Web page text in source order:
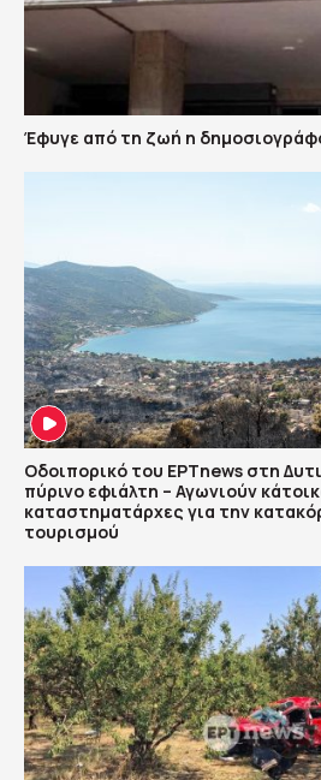
Έφυγε από τη ζωή η
Οδοιπορικό του ΕΡΤnews στη
πύρινο εφιάλτη – Αγωνιούν
καταστηματάρχες για την
τουρισμού